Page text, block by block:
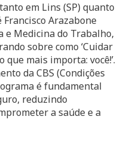
em Lins (SP) quanto
Francisco Arazabone
e Medicina do Trabalho,
sobre como ‘Cuidar
mais importa: você!’.
da CBS (Condições
é fundamental
reduzindo
a saúde e a